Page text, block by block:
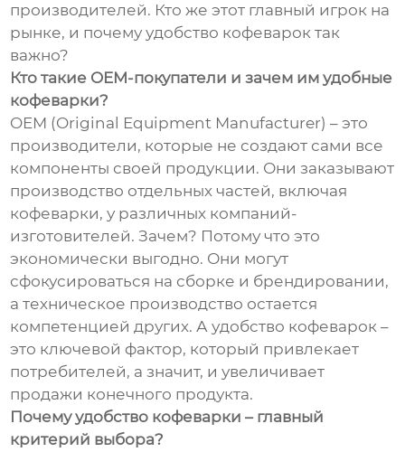
производителей. Кто же этот главный игрок на
рынке, и почему удобство кофеварок так
важно?
Кто такие OEM-покупатели и зачем им удобные
кофеварки?
OEM (Original Equipment Manufacturer) – это
производители, которые не создают сами все
компоненты своей продукции. Они заказывают
производство отдельных частей, включая
кофеварки, у различных компаний-
изготовителей. Зачем? Потому что это
экономически выгодно. Они могут
сфокусироваться на сборке и брендировании,
а техническое производство остается
компетенцией других. А удобство кофеварок –
это ключевой фактор, который привлекает
потребителей, а значит, и увеличивает
продажи конечного продукта.
Почему удобство кофеварки – главный
критерий выбора?